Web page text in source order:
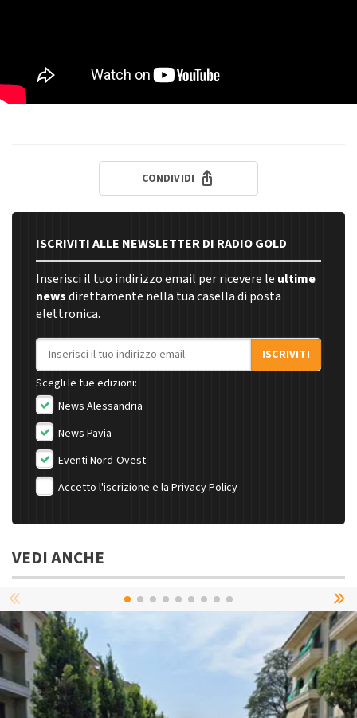
CONDIVIDI
ISCRIVITI ALLE NEWSLETTER DI RADIO GOLD
Inserisci il tuo indirizzo email per ricevere le ultime
newsdirettamente nella tua casella di posta
elettronica.
Indirizzo email
ISCRIVITI
Scegli le tue edizioni:
News Alessandria
News Pavia
Eventi Nord-Ovest
Accetto l'iscrizione e la Privacy Policy
VEDI ANCHE